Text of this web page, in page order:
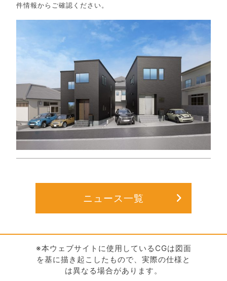
件情報からご確認ください。
ニュース一覧
※本ウェブサイトに使用しているCGは図面
を基に描き起こしたもので、実際の仕様と
は異なる場合があります。